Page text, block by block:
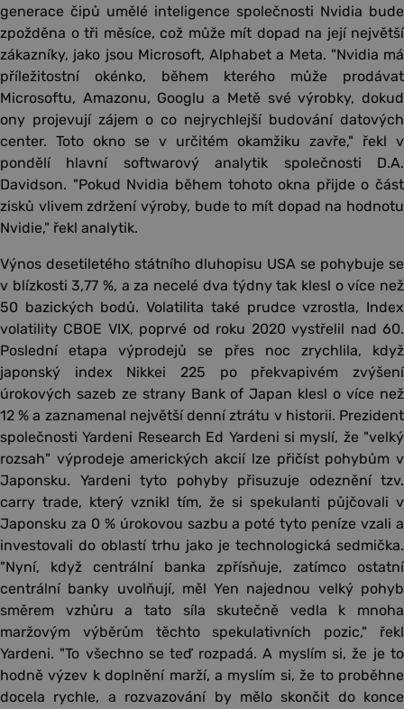
generace čipů umělé inteligence společnosti Nvidia bude
zpožděna o tři měsíce, což může mít dopad na její největší
zákazníky, jako jsou Microsoft, Alphabet a Meta. "Nvidia má
příležitostní okénko, během kterého může prodávat
Microsoftu, Amazonu, Googlu a Metě své výrobky, dokud
ony projevují zájem o co nejrychlejší budování datových
center. Toto okno se v určitém okamžiku zavře," řekl v
pondělí hlavní softwarový analytik společnosti D.A.
Davidson. "Pokud Nvidia během tohoto okna přijde o část
zisků vlivem zdržení výroby, bude to mít dopad na hodnotu
Nvidie," řekl analytik.
Výnos desetiletého státního dluhopisu USA se pohybuje se
v blízkosti 3,77 %, a za necelé dva týdny tak klesl o více než
50 bazických bodů. Volatilita také prudce vzrostla, Index
volatility CBOE VIX, poprvé od roku 2020 vystřelil nad 60.
Poslední etapa výprodejů se přes noc zrychlila, když
japonský index Nikkei 225 po překvapivém zvýšení
úrokových sazeb ze strany Bank of Japan klesl o více než
12 % a zaznamenal největší denní ztrátu v historii. Prezident
společnosti Yardeni Research Ed Yardeni si myslí, že "velký
rozsah" výprodeje amerických akcií lze přičíst pohybům v
Japonsku. Yardeni tyto pohyby přisuzuje odeznění tzv.
carry trade, který vznikl tím, že si spekulanti půjčovali v
Japonsku za 0 % úrokovou sazbu a poté tyto peníze vzali a
investovali do oblastí trhu jako je technologická sedmička.
"Nyní, když centrální banka zpřísňuje, zatímco ostatní
centrální banky uvolňují, měl Yen najednou velký pohyb
směrem vzhůru a tato síla skutečně vedla k mnoha
maržovým výběrům těchto spekulativních pozic," řekl
Yardeni. "To všechno se teď rozpadá. A myslím si, že je to
hodně výzev k doplnění marží, a myslím si, že to proběhne
docela rychle, a rozvazování by mělo skončit do konce